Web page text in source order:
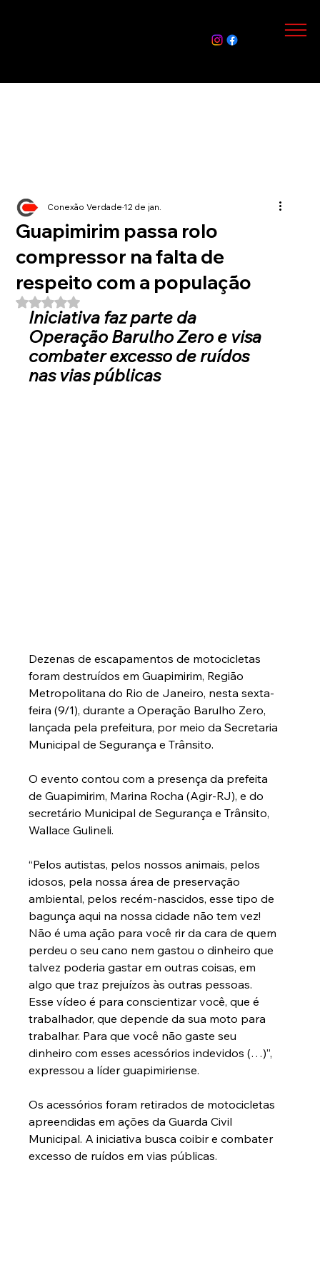
Guapimirim passa rolo
compressor na falta de
respeito com a população
Conexão Verdade12 de jan.
Avaliado com NaN de 5 estrelas.
Iniciativa faz parte da
Operação Barulho Zero e visa
combater excesso de ruídos
nas vias públicas
Dezenas de escapamentos de motocicletas
foram destruídos em Guapimirim, Região
Metropolitana do Rio de Janeiro, nesta sexta-
feira (9/1), durante a Operação Barulho Zero,
lançada pela prefeitura, por meio da Secretaria
Municipal de Segurança e Trânsito.
O evento contou com a presença da prefeita
de Guapimirim, Marina Rocha (Agir-RJ), e do
secretário Municipal de Segurança e Trânsito,
Wallace Gulineli.
“Pelos autistas, pelos nossos animais, pelos
idosos, pela nossa área de preservação
ambiental, pelos recém-nascidos, esse tipo de
bagunça aqui na nossa cidade não tem vez!
Não é uma ação para você rir da cara de quem
perdeu o seu cano nem gastou o dinheiro que
talvez poderia gastar em outras coisas, em
algo que traz prejuízos às outras pessoas.
Esse vídeo é para conscientizar você, que é
trabalhador, que depende da sua moto para
trabalhar. Para que você não gaste seu
dinheiro com esses acessórios indevidos (…)”,
expressou a líder guapimiriense.
Os acessórios foram retirados de motocicletas
apreendidas em ações da Guarda Civil
Municipal. A iniciativa busca coibir e combater
excesso de ruídos em vias públicas.